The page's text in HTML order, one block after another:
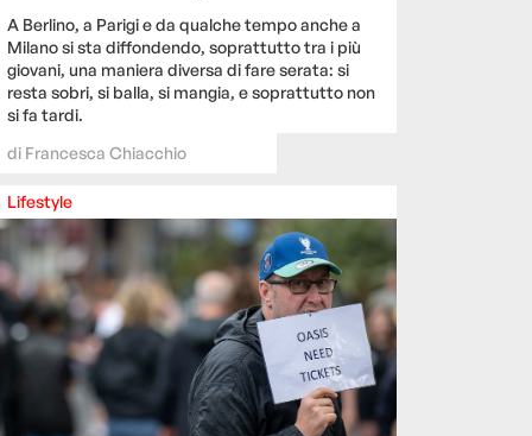
A Berlino, a Parigi e da qualche tempo anche a
Milano si sta diffondendo, soprattutto tra i più
giovani, una maniera diversa di fare serata: si
resta sobri, si balla, si mangia, e soprattutto non
si fa tardi.
di Francesca Chiacchio
Lifestyle